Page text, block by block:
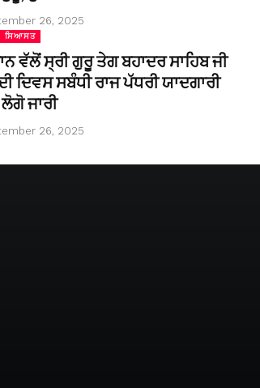
26, 2025
ਸਿਆਸਤ
ਵੱਲੋਂ ਸ੍ਰੀ ਗੁਰੂ ਤੇਗ ਬਹਾਦਰ ਸਾਹਿਬ ਜੀ
ਦਿਵਸ ਸਬੰਧੀ ਰਾਜ ਪੱਧਰੀ ਯਾਦਗਾਰੀ
ਜਾਰੀ
26, 2025